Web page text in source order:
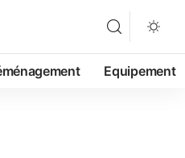
Equipement